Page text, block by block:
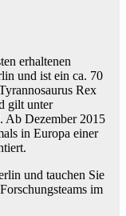
erhaltenen
und ist ein ca. 70
Rex
gilt unter
Ab Dezember 2015
in Europa einer
und tauchen Sie
im